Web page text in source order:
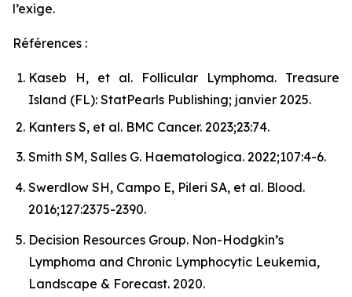
l’exige.
Références :
Kaseb H, et al. Follicular Lymphoma. Treasure
Island (FL): StatPearls Publishing; janvier 2025.
Kanters S, et al. BMC Cancer. 2023;23:74.
Smith SM, Salles G. Haematologica. 2022;107:4-6.
Swerdlow SH, Campo E, Pileri SA, et al. Blood.
2016;127:2375-2390.
Decision Resources Group. Non-Hodgkin’s
Lymphoma and Chronic Lymphocytic Leukemia,
Landscape & Forecast. 2020.